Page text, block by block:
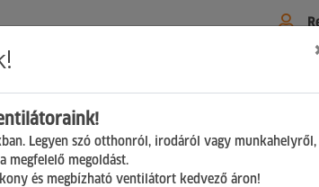
Mosonmagyaróvár
H-P 07:00-17:00
Sz 08:00-12:00
Győr
Sz 08:00-12:00
Legyen szó otthonról, irodáról vagy munkahelyről,
megfelelő megoldást.
és megbízható ventilátort kedvező áron!